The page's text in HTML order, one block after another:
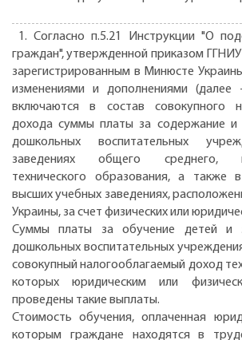
1. Согласно п.5.21 Инструкции "О
граждан", утвержденной приказом
зарегистрированным в Минюсте
изменениями и дополнениями (далее
включаются в состав совокупного
дохода суммы платы за содержание и
дошкольных воспитательных
заведениях общего среднего,
технического образования, а также
высших учебных заведениях,
Украины, за счет физических или
Суммы платы за обучение детей и
дошкольных воспитательных
совокупный налогооблагаемый доход
которых юридическим или
проведены такие выплаты.
Стоимость обучения, оплаченная
которым граждане находятся в